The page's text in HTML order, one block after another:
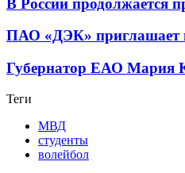
ПАО «ДЭК» приглашает
Губернатор ЕАО Мария
Теги
МВД
студенты
волейбол